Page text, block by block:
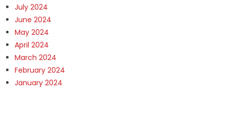
July 2024
June 2024
May 2024
April 2024
March 2024
February 2024
January 2024